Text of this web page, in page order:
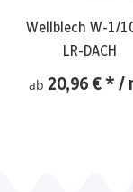
Wellblech W-1/
LR-DACH
ab 20,96 €* /